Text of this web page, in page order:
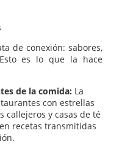
de conexión: sabores,
es lo que la hace
de la comida: La
con estrellas
callejeros y casas de té
recetas transmitidas